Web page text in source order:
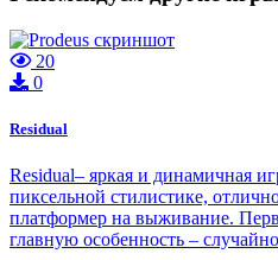
20
0
Residual
Residual– яркая и динамичная
пиксельной стилистике,
платформер на выживание.
главную особенность –